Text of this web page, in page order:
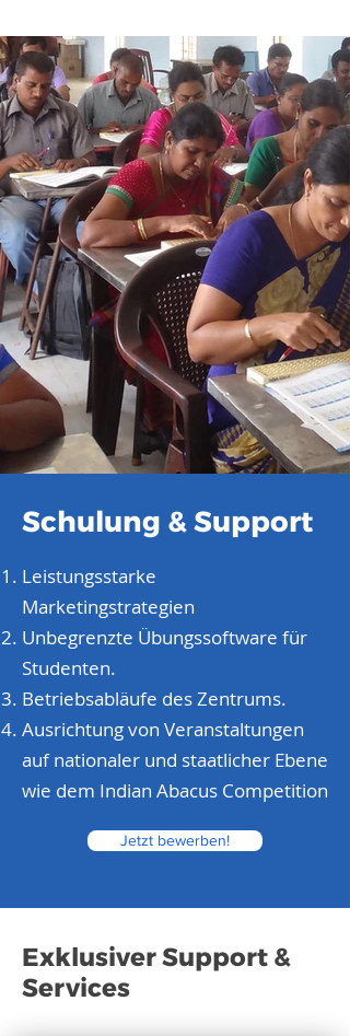
Schulung & Support
Leistungsstarke
Marketingstrategien
Unbegrenzte Übungssoftware für
Studenten.
Betriebsabläufe des Zentrums.
Ausrichtung von Veranstaltungen
auf nationaler und staatlicher Ebene
wie dem Indian Abacus Competition
Jetzt bewerben!
Exklusiver Support &
Services